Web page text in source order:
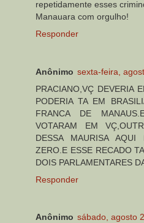
repetidamente esses
Manauara com orgulho!
Responder
Anônimo sexta-feira,
PRACIANO,VÇ DEVERIA
PODERIA TA EM
FRANCA DE
VOTARAM EM
DESSA MAURISA
ZERO.E ESSE RECADO
DOIS PARLAMENTARES
Responder
Anônimo sábado, agosto